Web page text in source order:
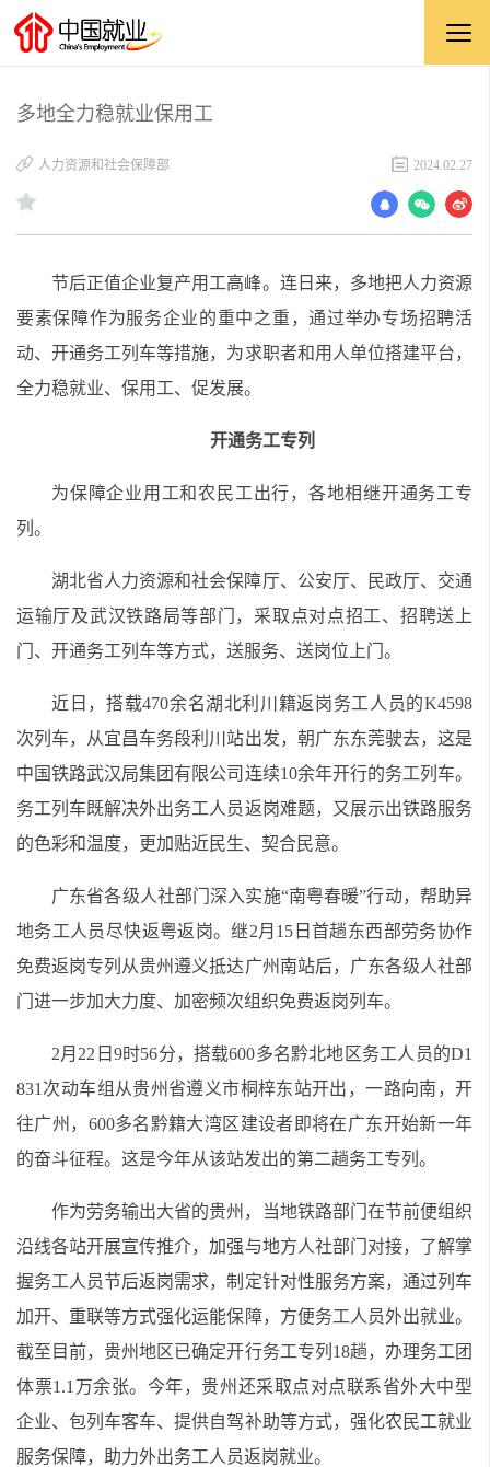
多地全力稳就业保用工
人力资源和社会保障部 2024.02.27
节后正值企业复产用工高峰。连日来，多地把人力资源
要素保障作为服务企业的重中之重，通过举办专场招聘活
动、开通务工列车等措施，为求职者和用人单位搭建平台，
全力稳就业、保用工、促发展。
开通务工专列
为保障企业用工和农民工出行，各地相继开通务工专
列。
湖北省人力资源和社会保障厅、公安厅、民政厅、交通
运输厅及武汉铁路局等部门，采取点对点招工、招聘送上
门、开通务工列车等方式，送服务、送岗位上门。
近日，搭载470余名湖北利川籍返岗务工人员的K4598
次列车，从宜昌车务段利川站出发，朝广东东莞驶去，这是
中国铁路武汉局集团有限公司连续10余年开行的务工列车。
务工列车既解决外出务工人员返岗难题，又展示出铁路服务
的色彩和温度，更加贴近民生、契合民意。
广东省各级人社部门深入实施“南粤春暖”行动，帮助异
地务工人员尽快返粤返岗。继2月15日首趟东西部劳务协作
免费返岗专列从贵州遵义抵达广州南站后，广东各级人社部
门进一步加大力度、加密频次组织免费返岗列车。
2月22日9时56分，搭载600多名黔北地区务工人员的D1
831次动车组从贵州省遵义市桐梓东站开出，一路向南，开
往广州，600多名黔籍大湾区建设者即将在广东开始新一年
的奋斗征程。这是今年从该站发出的第二趟务工专列。
作为劳务输出大省的贵州，当地铁路部门在节前便组织
沿线各站开展宣传推介，加强与地方人社部门对接，了解掌
握务工人员节后返岗需求，制定针对性服务方案，通过列车
加开、重联等方式强化运能保障，方便务工人员外出就业。
截至目前，贵州地区已确定开行务工专列18趟，办理务工团
体票1.1万余张。今年，贵州还采取点对点联系省外大中型
企业、包列车客车、提供自驾补助等方式，强化农民工就业
服务保障，助力外出务工人员返岗就业。